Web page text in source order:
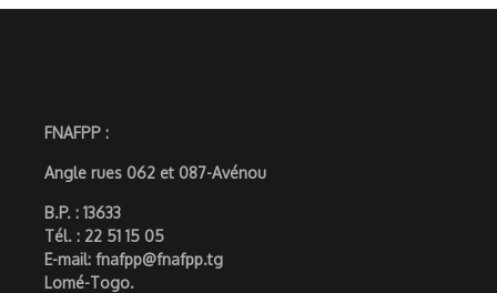
FNAFPP :
Angle rues 062 et 087-Avénou
B.P. : 13633
Tél. : 22 51 15 05
E-mail: fnafpp@fnafpp.tg
Lomé-Togo.